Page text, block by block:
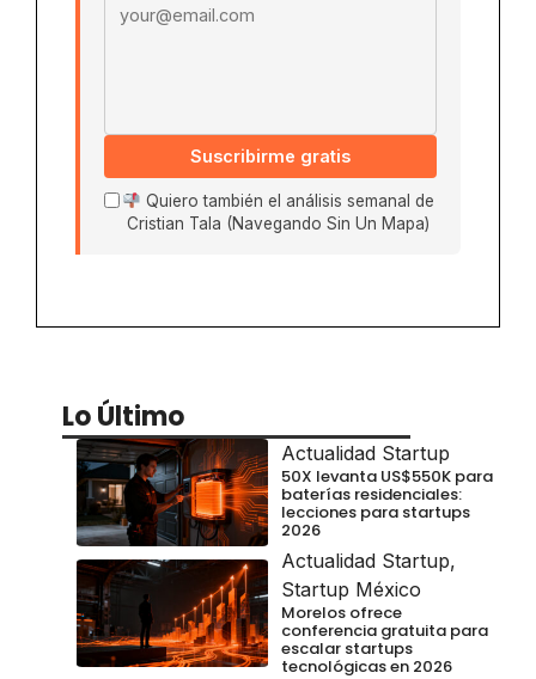
Suscribirme gratis
Quiero también el análisis semanal de
Cristian Tala (Navegando Sin Un Mapa)
Lo Último
Actualidad Startup
50X levanta US$550K para
baterías residenciales:
lecciones para startups
2026
Actualidad Startup,
Startup México
Morelos ofrece
conferencia gratuita para
escalar startups
tecnológicas en 2026